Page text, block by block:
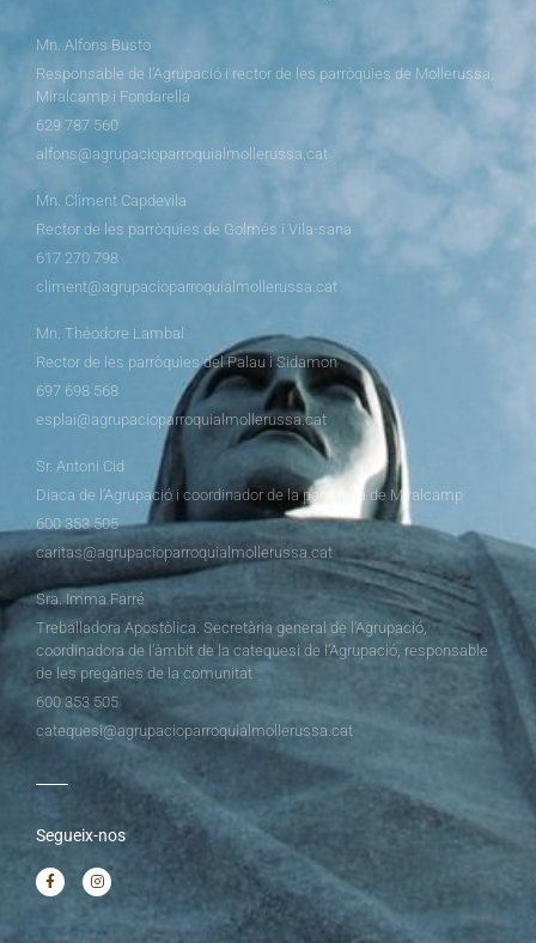
Mn. Alfons Busto
Responsable de l’Agrupació i rector de les parròquies de Mollerussa,
Miralcamp i Fondarella
629 787 560
alfons@agrupacioparroquialmollerussa.cat
Mn. Climent Capdevila
Rector de les parròquies de Golmés i Vila-sana
617 270 798
climent@agrupacioparroquialmollerussa.cat
Mn. Théodore Lambal
Rector de les parròquies del Palau i Sidamon
697 698 568
esplai@agrupacioparroquialmollerussa.cat
Sr. Antoni Cid
Diaca de l’Agrupació i coordinador de la parròquia de Miralcamp
600 353 505
caritas@agrupacioparroquialmollerussa.cat
Sra. Imma Farré
Treballadora Apostòlica. Secretària general de l’Agrupació,
coordinadora de l’àmbit de la catequesi de l’Agrupació, responsable
de les pregàries de la comunitat
600 353 505
catequesi@agrupacioparroquialmollerussa.cat
Segueix-nos